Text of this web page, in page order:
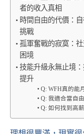
者的收入真相
時間自由的代價：
挑戰
孤軍奮戰的寂寞：
困境
技能升級永無止境
提升
Q: WFH真的能
Q: 我適合當自
Q: 如何找到高